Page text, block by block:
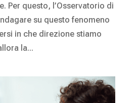
Per questo, l’Osservatorio di
su questo fenomeno
in che direzione stiamo
la...